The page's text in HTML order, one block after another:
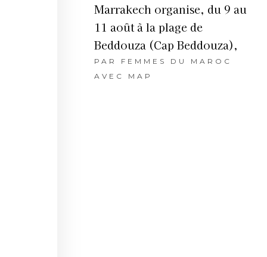
Marrakech organise, du 9 au
11 août à la plage de
Beddouza (Cap Beddouza),
PAR FEMMES DU MAROC
AVEC MAP